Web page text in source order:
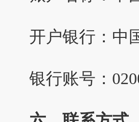
开户银行：中
银行账号：